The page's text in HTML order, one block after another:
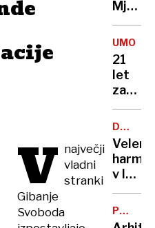
V največji
vladni
stranki
Gibanje
Svoboda
že
več
kot
1000
žrtev
UMOR
21
let
Bančni
s
pasom
zadavil
ženo
v lov
na
nov
CENTER